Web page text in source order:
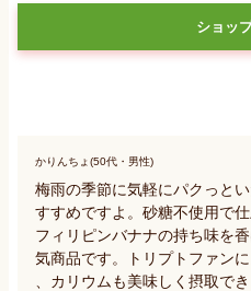
ショッ
かりんちょ(50代・男性)
梅雨の季節に気軽にパクっと
すすめですよ。砂糖不使用で
フィリピンバナナの持ち味を
気商品です。トリプトファン
、カリウムも美味しく摂取で